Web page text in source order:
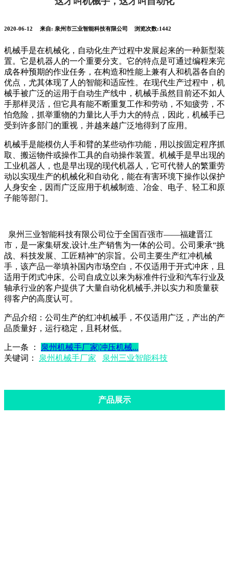
2020-06-12 来自: 泉州市三业智能科技有限公司 浏览次数:1442
机械手是在机械化，自动化生产过程中发展起来的一种新型装
置。它是机器人的一个重要分支。它的特点是可通过编程来完
成各种预期的作业任务，在构造和性能上兼有人和机器各自的
优点，尤其体现了人的智能和适应性。在现代生产过程中，机
械手被广泛的运用于自动生产线中，机械手虽然目前还不如人
手那样灵活，但它具有能不断重复工作和劳动，不知疲劳，不
怕危险，抓举重物的力量比人手力大的特点，因此，机械手已
受到许多部门的重视，并越来越广泛地得到了应用。
机械手是能模仿人手和臂的某些动作功能，用以按固定程序抓
取、搬运物件或操作工具的自动操作装置。机械手是早出现的
工业机器人，也是早出现的现代机器人，它可代替人的繁重劳
动以实现生产的机械化和自动化，能在有害环境下操作以保护
人身安全，因而广泛应用于机械制造、冶金、电子、轻工和原
子能等部门。
泉州三业智能科技有限公司位于全国百强市——福建晋江
市，是一家集研发,设计,生产销售为一体的公司。公司秉承“挑
战、科技发展、工匠精神”的宗旨。公司主要生产红冲机械
手，该产品一举填补国内市场空白，不仅适用于开式冲床，且
适用于闭式冲床。公司自成立以来为标准件行业和汽车行业及
轴承行业的客户提供了大量自动化机械手,并以实力和质量获
得客户的高度认可。
产品介绍：公司生产的红冲机械手，不仅适用广泛，产出的产
品质量好，运行稳定，且耗材低。
上一条 ：
泉州机械手厂家|冲压机械...
关键词： 泉州机械手厂家 泉州三业智能科技
产品展示